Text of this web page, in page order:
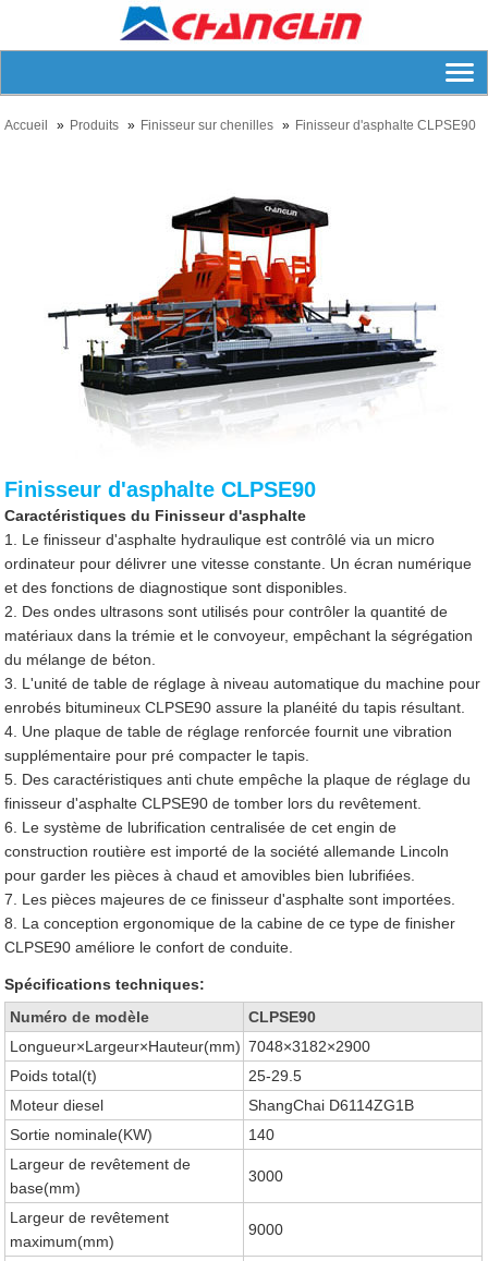
Accueil Produits Finisseur sur chenilles Finisseur d'asphalte CLPSE90
Finisseur d'asphalte CLPSE90
Caractéristiques du Finisseur d'asphalte
1. Le finisseur d'asphalte hydraulique est contrôlé via un micro
ordinateur pour délivrer une vitesse constante. Un écran numérique
et des fonctions de diagnostique sont disponibles.
2. Des ondes ultrasons sont utilisés pour contrôler la quantité de
matériaux dans la trémie et le convoyeur, empêchant la ségrégation
du mélange de béton.
3. L'unité de table de réglage à niveau automatique du machine pour
enrobés bitumineux CLPSE90 assure la planéité du tapis résultant.
4. Une plaque de table de réglage renforcée fournit une vibration
supplémentaire pour pré compacter le tapis.
5. Des caractéristiques anti chute empêche la plaque de réglage du
finisseur d'asphalte CLPSE90 de tomber lors du revêtement.
6. Le système de lubrification centralisée de cet engin de
construction routière est importé de la société allemande Lincoln
pour garder les pièces à chaud et amovibles bien lubrifiées.
7. Les pièces majeures de ce finisseur d'asphalte sont importées.
8. La conception ergonomique de la cabine de ce type de finisher
CLPSE90 améliore le confort de conduite.
Spécifications techniques:
Numéro de modèle
CLPSE90
Longueur×Largeur×Hauteur(mm) 7048×3182×2900
Poids total(t)
25-29.5
Moteur diesel
ShangChai D6114ZG1B
Sortie nominale(KW)
140
Largeur de revêtement de
base(mm)
3000
Largeur de revêtement
maximum(mm)
9000